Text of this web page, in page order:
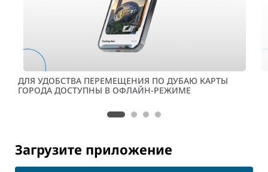
ДЛЯ УДОБСТВА ПЕРЕМЕЩЕНИЯ ПО ДУБАЮ КАРТЫ
ГОРОДА ДОСТУПНЫ В ОФЛАЙН-РЕЖИМЕ
Загрузите приложение